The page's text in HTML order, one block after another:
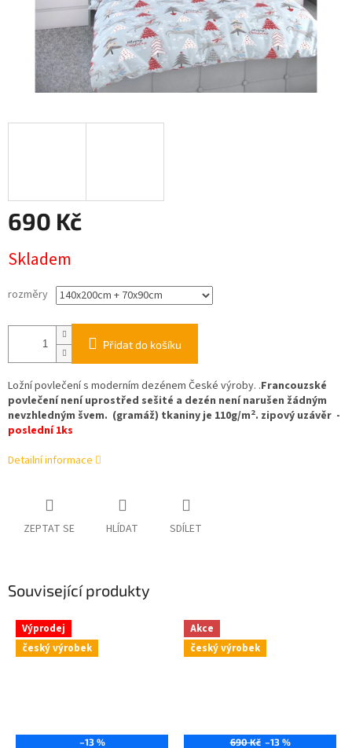
690 Kč
cena:
Skladem
rozměry
Přidat do košíku
Ložní povlečení s moderním dezénem České výroby. .Francouzské
povlečení není uprostřed sešité a dezén není narušen žádným
nevzhledným švem. (gramáž) tkaniny je 110g/m2. zipový uzávěr -
poslední 1ks
Detailní informace
ZEPTAT SE HLÍDAT SDÍLET
Související produkty
Výprodej
český výrobek
–13 %
Akce
český výrobek
690 Kč –13 %